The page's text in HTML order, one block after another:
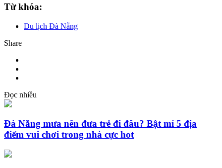
Từ khóa:
Du lịch Đà Nẵng
Share
Đọc nhiều
Đà Nẵng mưa nên đưa trẻ đi đâu? Bật mí 5 địa
điểm vui chơi trong nhà cực hot